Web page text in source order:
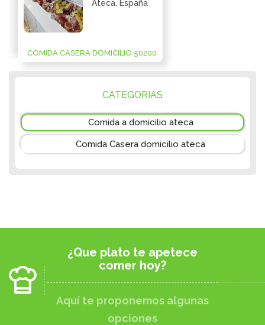
Ateca, España
COMIDA CASERA DOMICILIO 50200
CATEGORIAS
Comida a domicilio ateca
Comida Casera domicilio ateca
¿Que plato te apetece
comer hoy?
Aquí te proponemos algunas
opciones